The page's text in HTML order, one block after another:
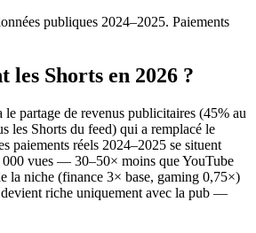
publiques 2024–2025. Paiements
les Shorts en 2026 ?
partage de revenus publicitaires (45% au
les Shorts du feed) qui a remplacé le
paiements réels 2024–2025 se situent
000 vues — 30–50× moins que YouTube
la niche (finance 3× base, gaming 0,75×)
devient riche uniquement avec la pub —